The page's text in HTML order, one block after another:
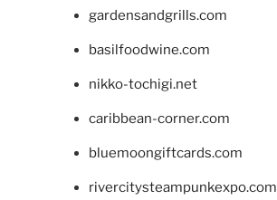
gardensandgrills.com
basilfoodwine.com
nikko-tochigi.net
caribbean-corner.com
bluemoongiftcards.com
rivercitysteampunkexpo.com